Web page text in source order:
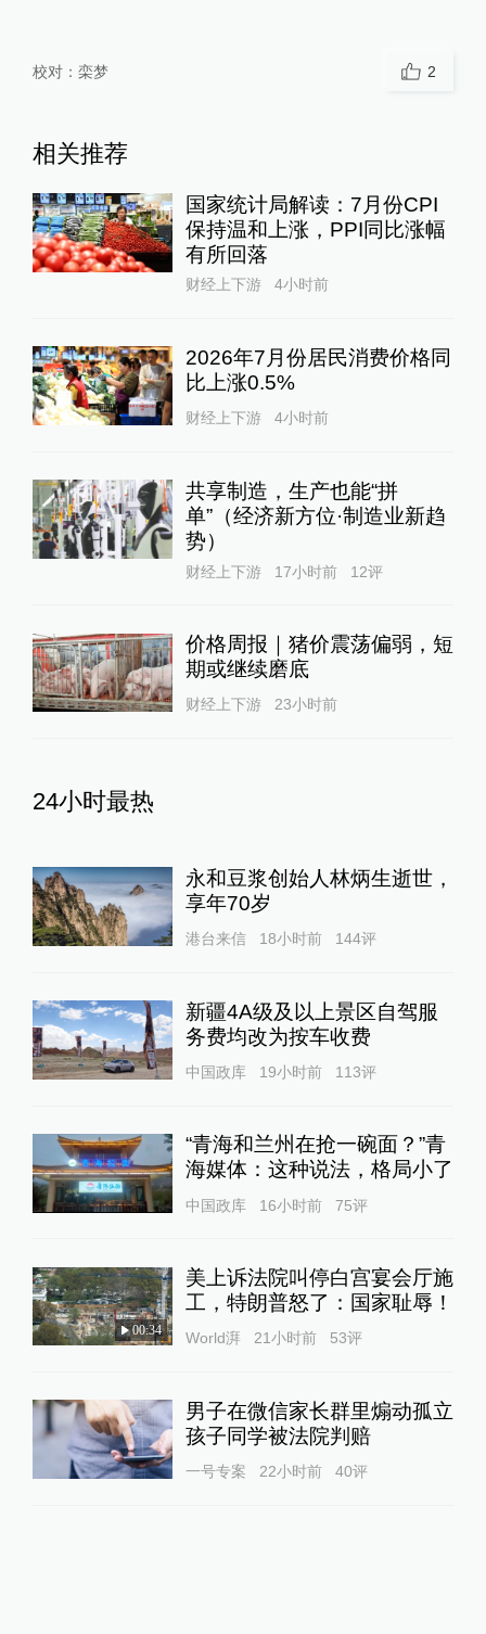
校对： 栾梦 2
相关推荐
国家统计局解读：7月份CPI
保持温和上涨，PPI同比涨幅
有所回落
财经上下游 4小时前
2026年7月份居民消费价格同
比上涨0.5%
财经上下游 4小时前
共享制造，生产也能“拼
单”（经济新方位·制造业新趋
势）
财经上下游 17小时前 12评
价格周报｜猪价震荡偏弱，短
期或继续磨底
财经上下游 23小时前
24小时最热
永和豆浆创始人林炳生逝世，
享年70岁
港台来信 18小时前 144评
新疆4A级及以上景区自驾服
务费均改为按车收费
中国政库 19小时前 113评
“青海和兰州在抢一碗面？”青
海媒体：这种说法，格局小了
中国政库 16小时前 75评
00:34
美上诉法院叫停白宫宴会厅施
工，特朗普怒了：国家耻辱！
World湃 21小时前 53评
男子在微信家长群里煽动孤立
孩子同学被法院判赔
一号专案 22小时前 40评